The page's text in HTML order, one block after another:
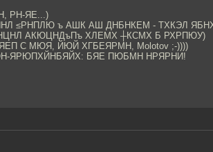
РН-ЯЕ...)
≤РНПЛЮ ъ АШК АШ ДНБНКЕМ - ТХКЭЛ
АКЮЦНДъПъ ХЛЕМХ ┼КСМХ Б РХРПЮУ)
С МЮЯ, ЙЮЙ ХГБЕЯРМН, Molotov ;-))))
ЯРЮПХЙНБЯЙХ: БЯЕ ПЮБМН НРЯРНИ!